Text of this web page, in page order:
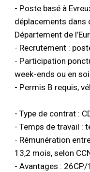
- Poste basé à
déplacements
Département de
- Recrutement :
- Participation
week-ends ou en
- Permis B requis,
- Type de contrat :
- Temps de travail :
- Rémunération
13,2 mois, selon
- Avantages :